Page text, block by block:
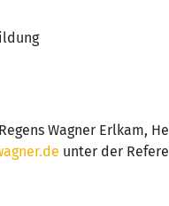
Wagner Erlkam,
unter der